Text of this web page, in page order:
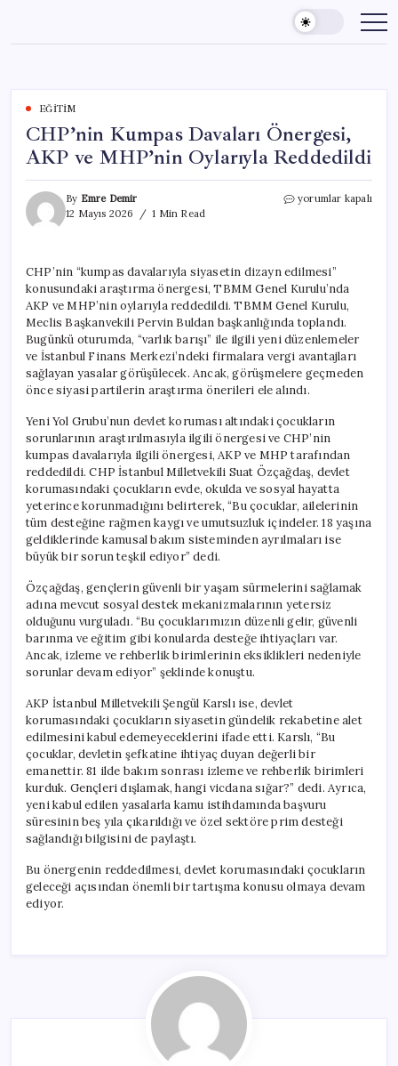
content
EĞITIM
CHP’nin Kumpas Davaları Önergesi,
AKP ve MHP’nin Oylarıyla Reddedildi
By Emre Demir
12 Mayıs 2026
1 Min Read
CHP’nin
ve
MHP’nin
Oylarıyla
Reddedildi
için
yorumlar kapalı
CHP’nin “kumpas davalarıyla siyasetin dizayn edilmesi”
konusundaki araştırma önergesi, TBMM Genel Kurulu’nda
AKP ve MHP’nin oylarıyla reddedildi. TBMM Genel Kurulu,
Meclis Başkanvekili Pervin Buldan başkanlığında toplandı.
Bugünkü oturumda, “varlık barışı” ile ilgili yeni düzenlemeler
ve İstanbul Finans Merkezi’ndeki firmalara vergi avantajları
sağlayan yasalar görüşülecek. Ancak, görüşmelere geçmeden
önce siyasi partilerin araştırma önerileri ele alındı.
Yeni Yol Grubu’nun devlet koruması altındaki çocukların
sorunlarının araştırılmasıyla ilgili önergesi ve CHP’nin
kumpas davalarıyla ilgili önergesi, AKP ve MHP tarafından
reddedildi. CHP İstanbul Milletvekili Suat Özçağdaş, devlet
korumasındaki çocukların evde, okulda ve sosyal hayatta
yeterince korunmadığını belirterek, “Bu çocuklar, ailelerinin
tüm desteğine rağmen kaygı ve umutsuzluk içindeler. 18 yaşına
geldiklerinde kamusal bakım sisteminden ayrılmaları ise
büyük bir sorun teşkil ediyor” dedi.
Özçağdaş, gençlerin güvenli bir yaşam sürmelerini sağlamak
adına mevcut sosyal destek mekanizmalarının yetersiz
olduğunu vurguladı. “Bu çocuklarımızın düzenli gelir, güvenli
barınma ve eğitim gibi konularda desteğe ihtiyaçları var.
Ancak, izleme ve rehberlik birimlerinin eksiklikleri nedeniyle
sorunlar devam ediyor” şeklinde konuştu.
AKP İstanbul Milletvekili Şengül Karslı ise, devlet
korumasındaki çocukların siyasetin gündelik rekabetine alet
edilmesini kabul edemeyeceklerini ifade etti. Karslı, “Bu
çocuklar, devletin şefkatine ihtiyaç duyan değerli bir
emanettir. 81 ilde bakım sonrası izleme ve rehberlik birimleri
kurduk. Gençleri dışlamak, hangi vicdana sığar?” dedi. Ayrıca,
yeni kabul edilen yasalarla kamu istihdamında başvuru
süresinin beş yıla çıkarıldığı ve özel sektöre prim desteği
sağlandığı bilgisini de paylaştı.
Bu önergenin reddedilmesi, devlet korumasındaki çocukların
geleceği açısından önemli bir tartışma konusu olmaya devam
ediyor.